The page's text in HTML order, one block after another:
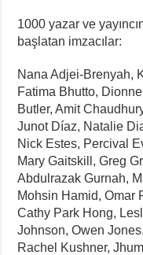
1000 yazar ve
başlatan imzacılar:
Nana Adjei-Brenyah,
Fatima Bhutto,
Butler, Amit
Junot Díaz, Natalie
Nick Estes, Percival
Mary Gaitskill, Greg
Abdulrazak Gurnah,
Mohsin Hamid, Omar
Cathy Park Hong,
Johnson, Owen
Rachel Kushner,